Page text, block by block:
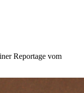
Reportage vom